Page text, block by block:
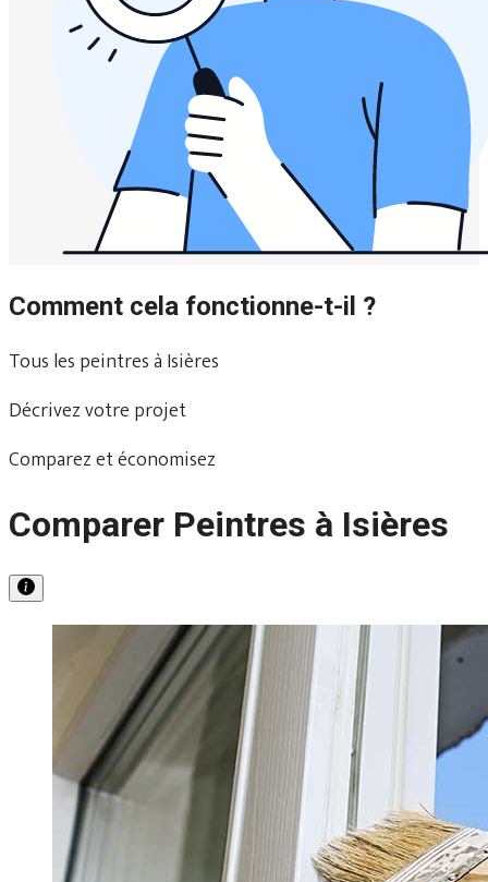
Comment cela fonctionne-t-il ?
Tous les peintres à Isières
Décrivez votre projet
Comparez et économisez
Comparer Peintres à Isières